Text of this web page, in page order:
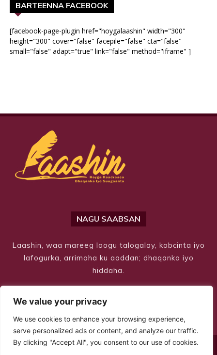
We value your privacy
We use cookies to enhance your browsing experience,
serve personalized ads or content, and analyze our traffic.
By clicking "Accept All", you consent to our use of cookies.
BARTEENNA FACEBOOK
[facebook-page-plugin href="hoygalaashin" width="300"
height="300" cover="false" facepile="false" cta="false"
small="false" adapt="true" link="false" method="iframe" ]
NAGU SAABSAN
Laashin, waa mareeg loogu talogalay, kobcinta iyo
lafogurka, arrimaha ku aaddan; dhaqanka iyo
hiddaha.
© Copyright 2026 – Laashin. All Rights Reserved